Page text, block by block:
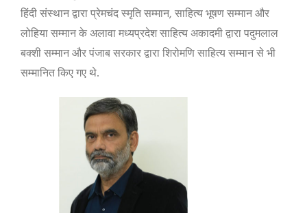
हिंदी संस्थान द्वारा प्रेमचंद स्मृति सम्मान, साहित्य भूषण सम्मान और
लोहिया सम्मान के अलावा मध्यप्रदेश साहित्य अकादमी द्वारा पदुमलाल
बक्शी सम्मान और पंजाब सरकार द्वारा शि‍रोमणि साहित्य सम्मान से भी
सम्मानित किए गए थे.